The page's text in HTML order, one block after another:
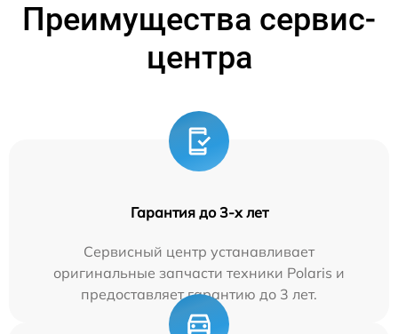
Преимущества сервис-
центра
Гарантия до 3-х лет
Сервисный центр устанавливает
оригинальные запчасти техники Polaris и
предоставляет гарантию до 3 лет.